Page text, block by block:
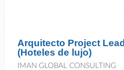
Arquitecto Project Lead
(Hoteles de lujo)
IMAN GLOBAL CONSULTING